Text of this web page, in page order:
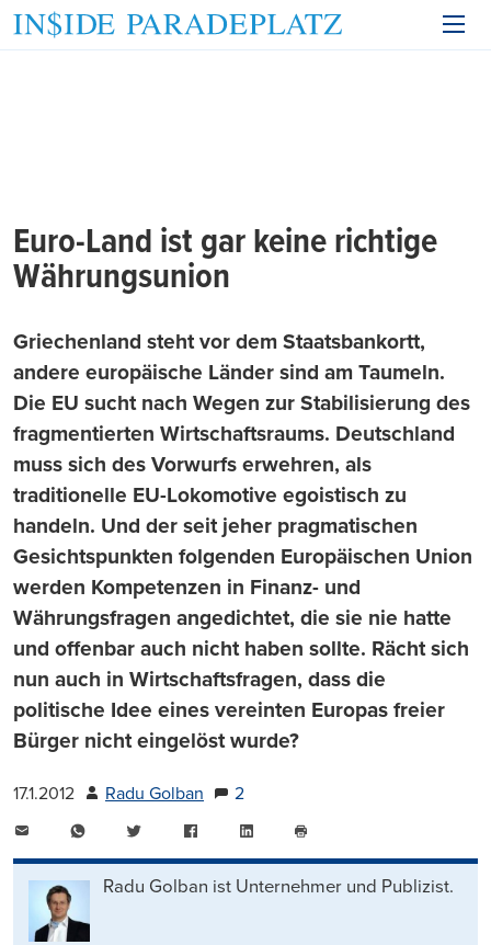
Euro-Land ist gar keine richtige
Währungsunion
Griechenland steht vor dem Staatsbankortt,
andere europäische Länder sind am Taumeln.
Die EU sucht nach Wegen zur Stabilisierung des
fragmentierten Wirtschaftsraums. Deutschland
muss sich des Vorwurfs erwehren, als
traditionelle EU-Lokomotive egoistisch zu
handeln. Und der seit jeher pragmatischen
Gesichtspunkten folgenden Europäischen Union
werden Kompetenzen in Finanz- und
Währungsfragen angedichtet, die sie nie hatte
und offenbar auch nicht haben sollte. Rächt sich
nun auch in Wirtschaftsfragen, dass die
politische Idee eines vereinten Europas freier
Bürger nicht eingelöst wurde?
17.1.2012 Radu Golban
2
WhatsAppTwitter FacebookLinkedIn
drucken
Radu Golban ist Unternehmer und Publizist.